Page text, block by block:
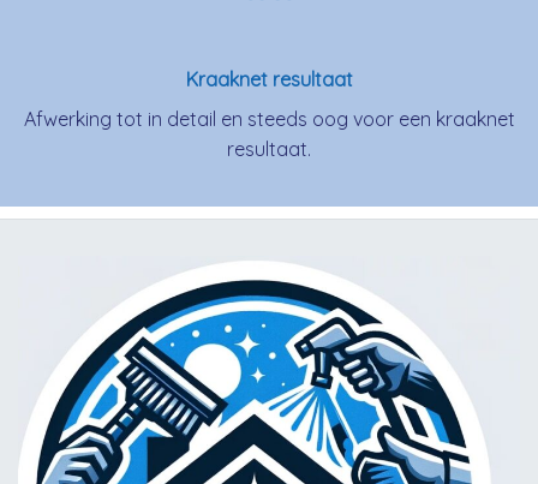
Kraaknet resultaat
Afwerking tot in detail en steeds oog voor een kraaknet
resultaat.